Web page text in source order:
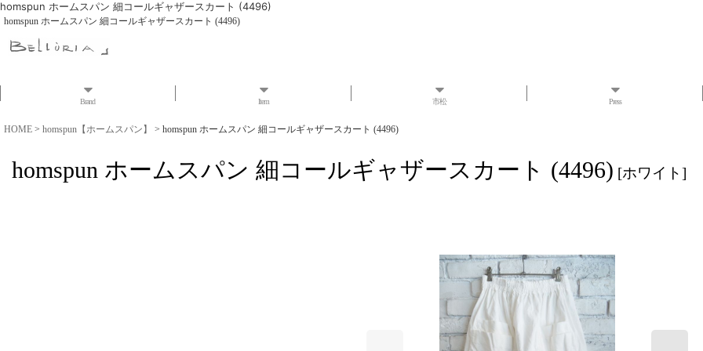
homspun ホームスパン 細コールギャザースカート (4496)
homspun ホームスパン 細コールギャザースカート (4496)
Brand Item 市松 Press
HOME > homspun【ホームスパン】 > homspun ホームスパン 細コールギャザースカート (4496)
homspun ホームスパン 細コールギャザースカート (4496) [ホワイト]